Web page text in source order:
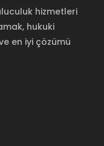
hizmetleri
hukuki
en iyi çözümü